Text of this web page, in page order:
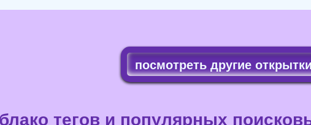
посмотреть другие открытки
тегов и популярных